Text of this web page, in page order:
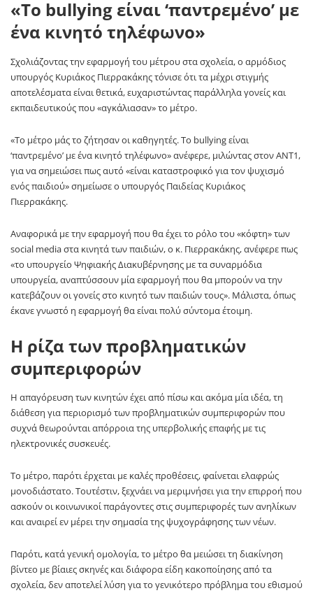
«Το bullying είναι ‘παντρεμένο’ με
ένα κινητό τηλέφωνο»
Σχολιάζοντας την εφαρμογή του μέτρου στα σχολεία, ο αρμόδιος
υπουργός Κυριάκος Πιερρακάκης τόνισε ότι τα μέχρι στιγμής
αποτελέσματα είναι θετικά, ευχαριστώντας παράλληλα γονείς και
εκπαιδευτικούς που «αγκάλιασαν» το μέτρο.
«Το μέτρο μάς το ζήτησαν οι καθηγητές. Το bullying είναι
‘παντρεμένο’ με ένα κινητό τηλέφωνο» ανέφερε, μιλώντας στον ΑΝΤ1,
για να σημειώσει πως αυτό «είναι καταστροφικό για τον ψυχισμό
ενός παιδιού» σημείωσε ο υπουργός Παιδείας Κυριάκος
Πιερρακάκης.
Αναφορικά με την εφαρμογή που θα έχει το ρόλο του «κόφτη» των
social media στα κινητά των παιδιών, ο κ. Πιερρακάκης, ανέφερε πως
«το υπουργείο Ψηφιακής Διακυβέρνησης με τα συναρμόδια
υπουργεία, αναπτύσσουν μία εφαρμογή που θα μπορούν να την
κατεβάζουν οι γονείς στο κινητό των παιδιών τους». Μάλιστα, όπως
έκανε γνωστό η εφαρμογή θα είναι πολύ σύντομα έτοιμη.
Η ρίζα των προβληματικών
συμπεριφορών
Η απαγόρευση των κινητών έχει από πίσω και ακόμα μία ιδέα, τη
διάθεση για περιορισμό των προβληματικών συμπεριφορών που
συχνά θεωρούνται απόρροια της υπερβολικής επαφής με τις
ηλεκτρονικές συσκευές.
Το μέτρο, παρότι έρχεται με καλές προθέσεις, φαίνεται ελαφρώς
μονοδιάστατο. Τουτέστιν, ξεχνάει να μεριμνήσει για την επιρροή που
ασκούν οι κοινωνικοί παράγοντες στις συμπεριφορές των ανηλίκων
και αναιρεί εν μέρει την σημασία της ψυχογράφησης των νέων.
Παρότι, κατά γενική ομολογία, το μέτρο θα μειώσει τη διακίνηση
βίντεο με βίαιες σκηνές και διάφορα είδη κακοποίησης από τα
σχολεία, δεν αποτελεί λύση για το γενικότερο πρόβλημα του εθισμού